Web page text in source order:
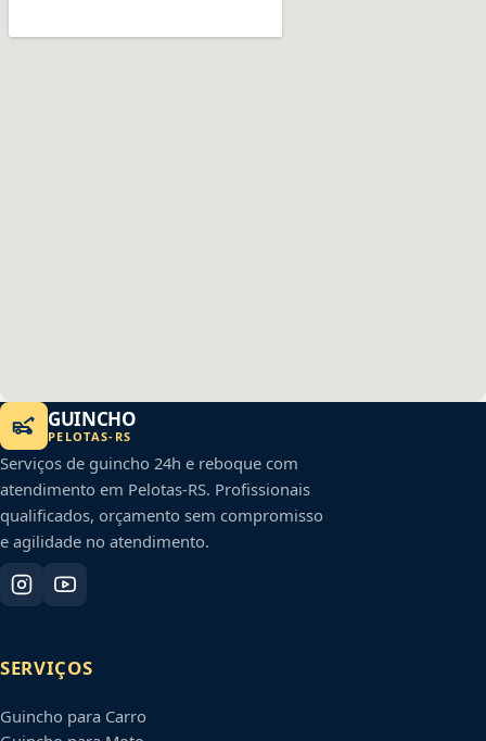
GUINCHO
PELOTAS- RS
Serviços de guincho 24h e reboque com
atendimento em Pelotas-RS. Profissionais
qualificados, orçamento sem compromisso
e agilidade no atendimento.
SERVIÇOS
Guincho para Carro